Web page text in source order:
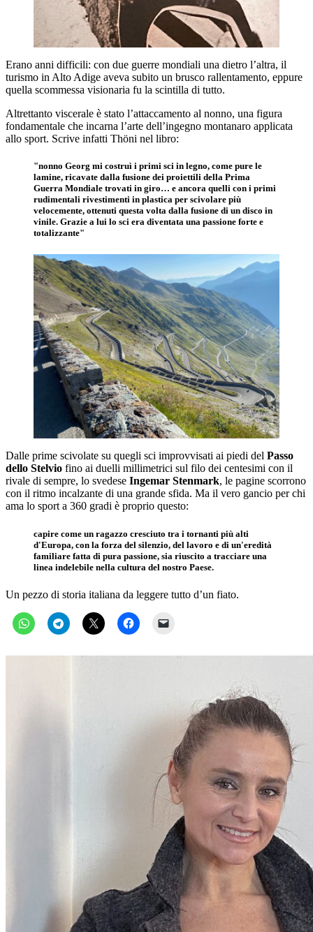
Erano anni difficili: con due guerre mondiali una dietro l’altra, il
turismo in Alto Adige aveva subito un brusco rallentamento, eppure
quella scommessa visionaria fu la scintilla di tutto.
Altrettanto viscerale è stato l’attaccamento al nonno, una figura
fondamentale che incarna l’arte dell’ingegno montanaro applicata
allo sport. Scrive infatti Thöni nel libro:
"nonno Georg mi costruì i primi sci in legno, come pure le
lamine, ricavate dalla fusione dei proiettili della Prima
Guerra Mondiale trovati in giro… e ancora quelli con i primi
rudimentali rivestimenti in plastica per scivolare più
velocemente, ottenuti questa volta dalla fusione di un disco in
vinile. Grazie a lui lo sci era diventata una passione forte e
totalizzante"
Dalle prime scivolate su quegli sci improvvisati ai piedi del Passo
dello Stelvio fino ai duelli millimetrici sul filo dei centesimi con il
rivale di sempre, lo svedese Ingemar Stenmark, le pagine scorrono
con il ritmo incalzante di una grande sfida. Ma il vero gancio per chi
ama lo sport a 360 gradi è proprio questo:
capire come un ragazzo cresciuto tra i tornanti più alti
d'Europa, con la forza del silenzio, del lavoro e di un'eredità
familiare fatta di pura passione, sia riuscito a tracciare una
linea indelebile nella cultura del nostro Paese.
Un pezzo di storia italiana da leggere tutto d’un fiato.